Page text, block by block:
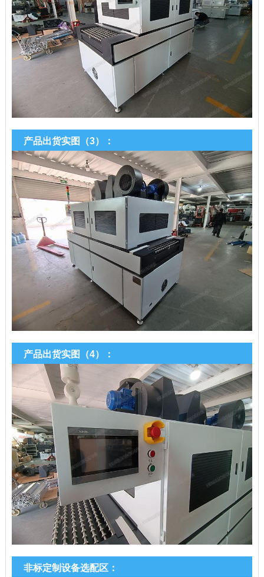
产品出货实图（3）：
产品出货实图（4）：
非标定制设备选配区：